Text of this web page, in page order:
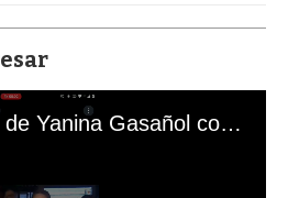
El mal momento de Yanina Gasañol con un hincha argentino en "Subrayado"